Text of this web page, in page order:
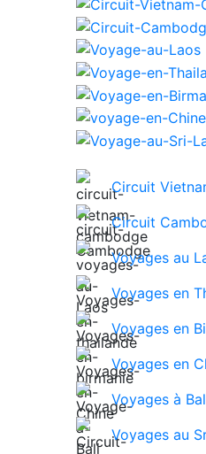
Circuit
Circuit
Voyages au
Voyages en
Voyages en
Voyages en
Voyages à
Voyages au